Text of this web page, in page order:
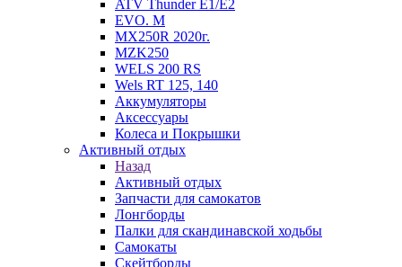
ATV Thunder Е1/Е2
EVO. M
MX250R 2020г.
MZK250
WELS 200 RS
Wels RT 125, 140
Аккумуляторы
Аксессуары
Колеса и Покрышки
Активный отдых
Назад
Активный отдых
Запчасти для самокатов
Лонгборды
Палки для скандинавской ходьбы
Самокаты
Скейтборды